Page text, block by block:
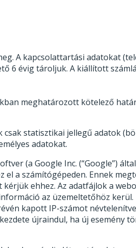
A kapcsolattartási adatokat
6 évig tároljuk. A kiállított
meghatározott kötelező
statisztikai jellegű adatok
adatokat.
(a Google Inc. (“Google”)
a számítógépeden. Ennek
ehhez. Az adatfájlok a
az üzemeltetőhöz kerül.
kapott IP-számot
újraindul, ha új esemény